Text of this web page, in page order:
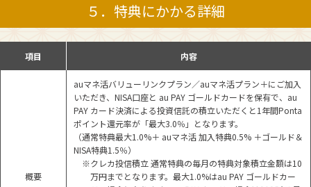
５．特典にかかる詳細
項目 内容
概要
auマネ活バリューリンクプラン／auマネ活プラン＋にご加入
いただき、NISA口座と au PAY ゴールドカードを保有で、au
PAY カード決済による投資信託の積立いただくと1年間Ponta
ポイント還元率が「最大3.0％」となります。
（通常特典最大1.0%＋ auマネ活 加入特典0.5% ＋ゴールド＆
NISA特典1.5％）
※クレカ投信積立 通常特典の毎月の特典対象積立金額は10
万円までとなります。最大1.0%はau PAY ゴールドカー